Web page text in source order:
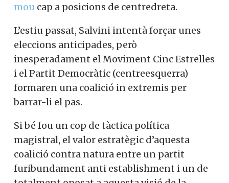
mou cap a posicions de centredreta.
L’estiu passat, Salvini intentà forçar unes
eleccions anticipades, però
inesperadament el Moviment Cinc Estrelles
i el Partit Democràtic (centreesquerra)
formaren una coalició in extremis per
barrar-li el pas.
Si bé fou un cop de tàctica política
magistral, el valor estratègic d’aquesta
coalició contra natura entre un partit
furibundament anti establishment i un de